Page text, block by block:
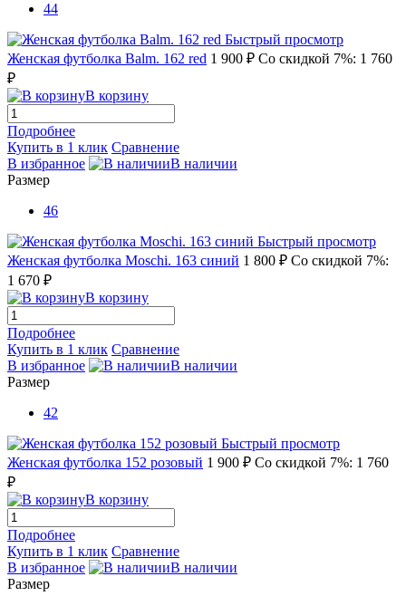
44
Быстрый просмотр
Женская футболка Balm. 162 red 1 900 ₽ Со скидкой 7%: 1 760
₽
В корзину
Подробнее
Купить в 1 клик Сравнение
В избранное
В наличии
Размер
46
Быстрый просмотр
Женская футболка Moschi. 163 синий 1 800 ₽ Со скидкой 7%:
1 670 ₽
В корзину
Подробнее
Купить в 1 клик Сравнение
В избранное
В наличии
Размер
42
Быстрый просмотр
Женская футболка 152 розовый 1 900 ₽ Со скидкой 7%: 1 760
₽
В корзину
Подробнее
Купить в 1 клик Сравнение
В избранное
В наличии
Размер